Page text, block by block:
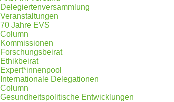
Delegiertenversammlung
Veranstaltungen
70 Jahre EVS
Column
Kommissionen
Forschungsbeirat
Ethikbeirat
Expert*innenpool
Internationale Delegationen
Column
Gesundheitspolitische Entwicklungen